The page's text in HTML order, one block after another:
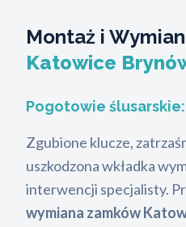
Montaż i
Katowice
Pogotowie ślusarskie:
Zgubione klucze,
uszkodzona wkładka
interwencji specjalisty.
wymiana zamków